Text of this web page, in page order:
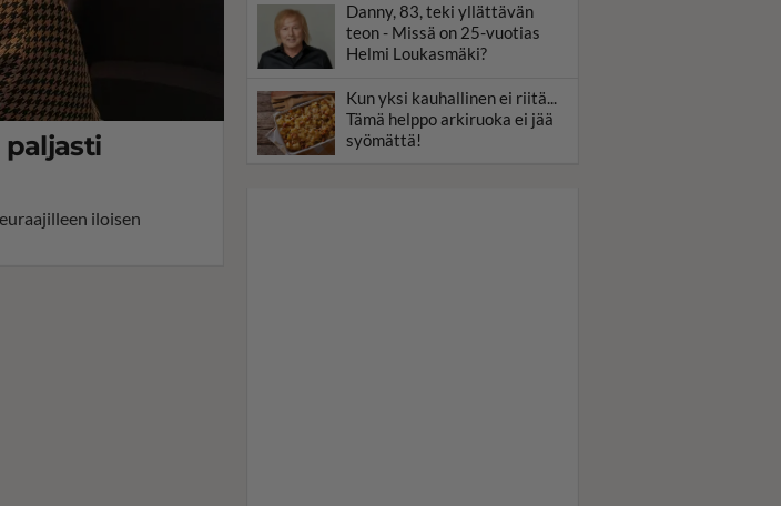
paljasti
iloisen
Danny, 83, teki yllättävän
teon - Missä on 25-vuotias
Helmi Loukasmäki?
Kun yksi kauhallinen ei riitä...
Tämä helppo arkiruoka ei jää
syömättä!